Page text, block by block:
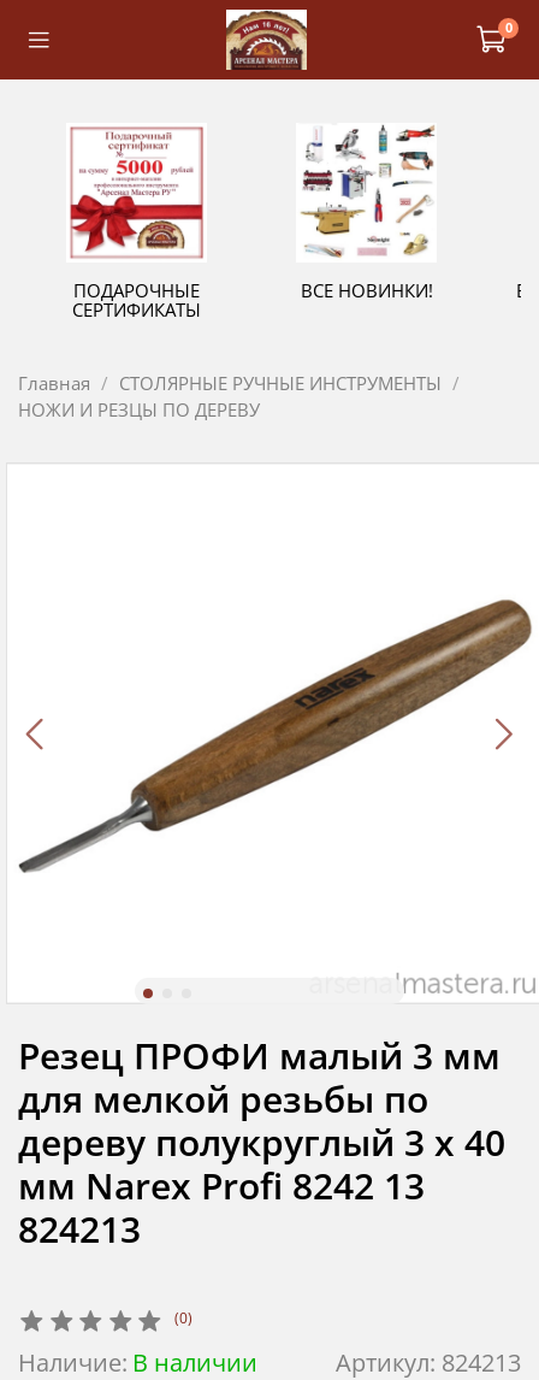
0
ПОДАРОЧНЫЕ
СЕРТИФИКАТЫ
ВСЕ НОВИНКИ!
Главная
СТОЛЯРНЫЕ РУЧНЫЕ ИНСТРУМЕНТЫ
НОЖИ И РЕЗЦЫ ПО ДЕРЕВУ
(0)
Артикул: 824213
Наличие: В наличии
Резец ПРОФИ малый 3 мм
для мелкой резьбы по
дереву полукруглый 3 х 40
мм Narex Profi 8242 13
824213